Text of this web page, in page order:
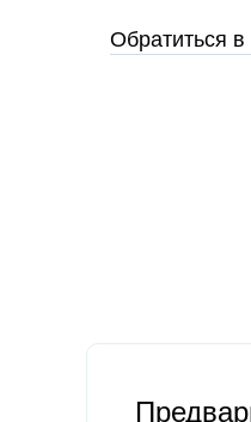
Обратиться